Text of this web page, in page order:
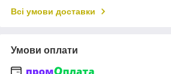
Всі умови доставки
Умови оплати